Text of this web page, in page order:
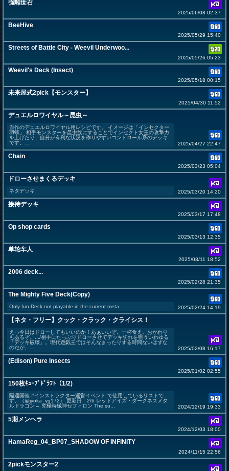
強離世召
2025/06/08 02:37
BeeHive
2025/05/29 15:40
Streets of Battle City - Weevil Underwoo...
2025/05/26 05:23
Weevil's Deck (Insect)
2025/05/18 00:15
未来屋式2pick【モンスター】
2025/04/30 11:52
デュエルロワイヤル～昆虫～
自作のデュエルロワイヤル用レシピです。 イメージは「インセクター
羽蛾」 相手モンスターを昆虫族にすることでインセクト女王の攻撃力
を上げたり、自分が有利な状況を作りやすいコントロール系のデッキ
です。...
2025/04/27 22:47
Chain
2025/03/23 05:04
ドローさせまくるデッキ
ネタデッキ 2025/03/20 14:20
接待デッキ
2025/03/17 17:48
Op shop cards
2025/03/13 12:35
单轮车人
2025/03/11 18:52
2006 deck...
2025/02/28 21:35
The Mighty Five Deck(Copy)
Only fun Deck not playable in the current meta 2025/02/24 14:19
【ネタ・フリー】クック・クラック・クライシス！
えっ今日はドローしてもいいのか！あぁいいぞ。一杯食え。おかわり
もあるぞ。.../相手にたっぷりドローさせてデッキ切れを狙ういわゆる
「デッキ破壊」。現代遊戯王ではそんなまったりする時間ないはずな
のだが、...
2025/02/08 16:17
(Edison) Pure Insects
2025/01/02 02:55
150枚ｷｭｰﾌﾞﾄﾞﾗﾌﾄ（1/2)
隔週開催 #インストラクター運営イベント で使用しているリストで
す。（@jyoka_yg172） 更新日 2/6 レッドアイズ・ダークネスメタ
ルドラゴン→ 究極時械神セフィロン The su...
2024/12/19 19:33
5期メンヘラ
2024/12/03 18:00
HamaReg_04_BP07_SHADOW OF INFINITY
2024/11/15 22:56
2pickモンスター2